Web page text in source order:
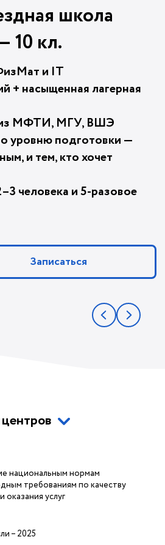
школа
10 кл.
и IT
+ насыщенная лагерная
из МФТИ, МГУ, ВШЭ
уровню подготовки —
и тем, кто хочет
человека и 5-разовое
Записаться
национальным нормам
требованиям по качеству
оказания услуг
– 2025